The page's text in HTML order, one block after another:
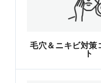
毛穴＆ニキビ対策
ト